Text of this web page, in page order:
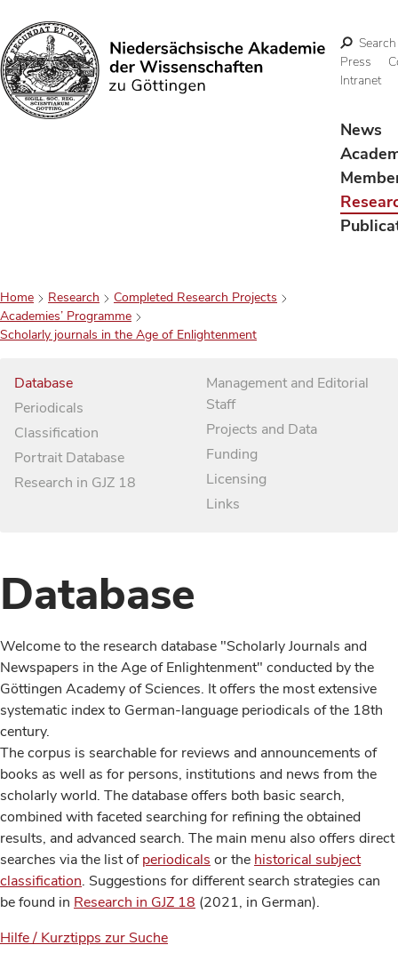
Search
Search
Press
Intranet
News
Home Research
Completed Research Projects
Academies’ Programme
Scholarly journals in the Age of Enlightenment
Database
Periodicals
Classification
Portrait Database
Research in GJZ 18
Management and Editorial
Staff
Projects and Data
Funding
Licensing
Links
Database
Welcome to the research database "Scholarly Journals and
Newspapers in the Age of Enlightenment" conducted by the
Göttingen Academy of Sciences. It offers the most extensive
systematic index to German-language periodicals of the 18th
century.
The corpus is searchable for reviews and announcements of
books as well as for persons, institutions and news from the
scholarly world. The database offers both basic search,
combined with faceted searching for refining the obtained
results, and advanced search. The main menu also offers direct
searches via the list ofperiodicals or the historical subject
classification. Suggestions for different search strategies can
be found in Research in GJZ 18 (2021, in German).
Hilfe / Kurztipps zur Suche